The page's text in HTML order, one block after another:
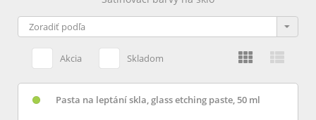
Akcia Skladom
Pasta na leptání skla, glass etching paste, 50 ml